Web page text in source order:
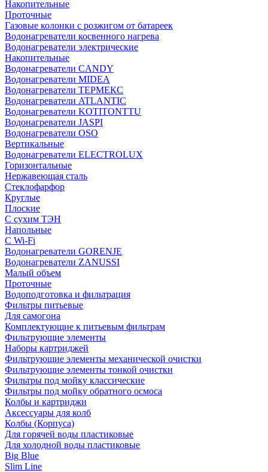
Накопительные
Проточные
Газовые колонки с розжигом от батареек
Водонагреватели косвенного нагрева
Водонагреватели электрические
Накопительные
Водонагреватели CANDY
Водонагреватели MIDEA
Водонагреватели ТЕРМЕКС
Водонагреватели ATLANTIC
Водонагреватели KOTITONTTU
Водонагреватели JASPI
Водонагреватели OSO
Вертикальные
Водонагреватели ELECTROLUX
Горизонтальные
Нержавеющая сталь
Стеклофарфор
Круглые
Плоские
С сухим ТЭН
Напольные
С Wi-Fi
Водонагреватели GORENJE
Водонагреватели ZANUSSI
Малый объем
Проточные
Водоподготовка и фильтрация
Фильтры питьевые
Для самогона
Комплектующие к питьевым фильтрам
Фильтрующие элементы
Наборы картриджей
Фильтрующие элементы механической очистки
Фильтрующие элементы тонкой очистки
Фильтры под мойку классические
Фильтры под мойку обратного осмоса
Колбы и картриджи
Аксессуары для колб
Колбы (Корпуса)
Для горячей воды пластиковые
Для холодной воды пластиковые
Big Blue
Slim Line